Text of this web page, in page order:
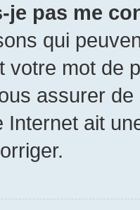
je pas me
qui
votre mot de
assurer
Internet ait